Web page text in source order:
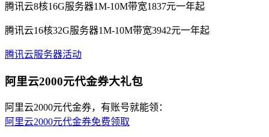
腾讯云8核16G服务器1M-10M带宽1837元一年起
腾讯云16核32G服务器1M-10M带宽3942元一年起
腾讯云服务器活动
阿里云2000元代金券大礼包
阿里云2000元代金券，有账号就能领：
阿里云2000元代金券免费领取